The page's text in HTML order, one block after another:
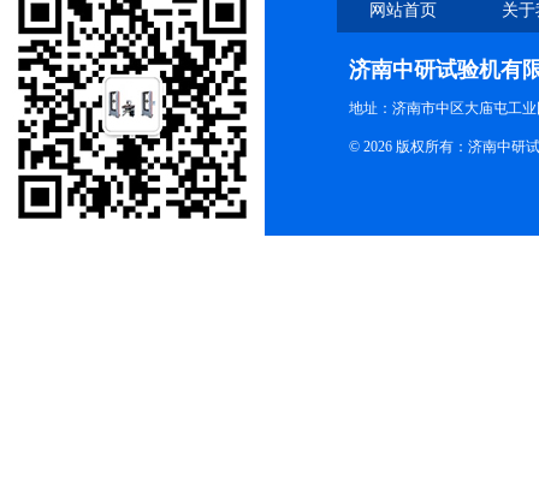
网站首页 关
济南中研试验机有
地址：济南市中区大庙屯工
© 2026 版权所有：济南中研